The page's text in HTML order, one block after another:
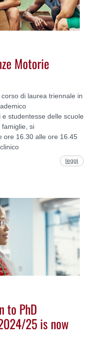
Motorie
di laurea triennale in
studentesse delle scuole
si
ore 16.30 alle ore 16.45
leggi
to PhD
25 is now